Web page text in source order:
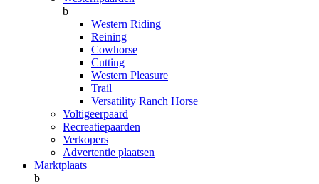
b
Western Riding
Reining
Cowhorse
Cutting
Western Pleasure
Trail
Versatility Ranch Horse
Voltigeerpaard
Recreatiepaarden
Verkopers
Advertentie plaatsen
Marktplaats
b